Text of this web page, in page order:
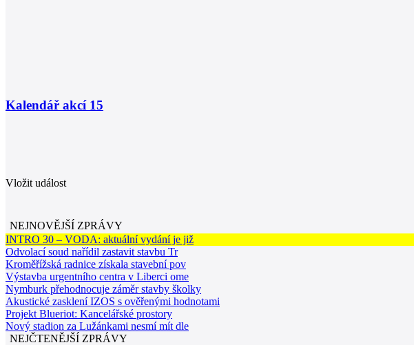
Kalendář akcí 15
Vložit událost
NEJNOVĚJŠÍ ZPRÁVY
INTRO 30 – VODA: aktuální vydání je již
Odvolací soud nařídil zastavit stavbu Tr
Kroměřížská radnice získala stavební pov
Výstavba urgentního centra v Liberci ome
Nymburk přehodnocuje záměr stavby školky
Akustické zasklení IZOS s ověřenými hodnotami
Projekt Blueriot: Kancelářské prostory
Nový stadion za Lužánkami nesmí mít dle
NEJČTENĚJŠÍ ZPRÁVY